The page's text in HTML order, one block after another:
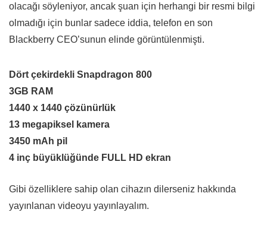
olacağı söyleniyor, ancak şuan için herhangi bir resmi bilgi
olmadığı için bunlar sadece iddia, telefon en son
Blackberry CEO’sunun elinde görüntülenmişti.
Dört çekirdekli Snapdragon 800
3GB RAM
1440 x 1440 çözünürlük
13 megapiksel kamera
3450 mAh pil
4 inç büyüklüğünde FULL HD ekran
Gibi özelliklere sahip olan cihazın dilerseniz hakkında
yayınlanan videoyu yayınlayalım.